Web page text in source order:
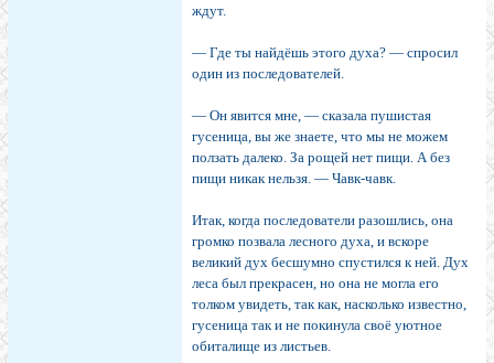
ждут.
— Где ты найдёшь этого духа? — спросил
один из последователей.
— Он явится мне, — сказала пушистая
гусеница, вы же знаете, что мы не можем
ползать далеко. За рощей нет пищи. А без
пищи никак нельзя. — Чавк-чавк.
Итак, когда последователи разошлись, она
громко позвала лесного духа, и вскоре
великий дух бесшумно спустился к ней. Дух
леса был прекрасен, но она не могла его
толком увидеть, так как, насколько известно,
гусеница так и не покинула своё уютное
обиталище из листьев.